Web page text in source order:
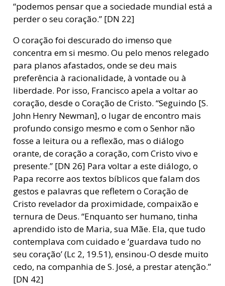
“podemos pensar que a sociedade mundial está a
perder o seu coração.” [DN 22]
O coração foi descurado do imenso que
concentra em si mesmo. Ou pelo menos relegado
para planos afastados, onde se deu mais
preferência à racionalidade, à vontade ou à
liberdade. Por isso, Francisco apela a voltar ao
coração, desde o Coração de Cristo. “Seguindo [S.
John Henry Newman], o lugar de encontro mais
profundo consigo mesmo e com o Senhor não
fosse a leitura ou a reflexão, mas o diálogo
orante, de coração a coração, com Cristo vivo e
presente.” [DN 26] Para voltar a este diálogo, o
Papa recorre aos textos bíblicos que falam dos
gestos e palavras que refletem o Coração de
Cristo revelador da proximidade, compaixão e
ternura de Deus. “Enquanto ser humano, tinha
aprendido isto de Maria, sua Mãe. Ela, que tudo
contemplava com cuidado e ‘guardava tudo no
seu coração’ (Lc 2, 19.51), ensinou-O desde muito
cedo, na companhia de S. José, a prestar atenção.”
[DN 42]